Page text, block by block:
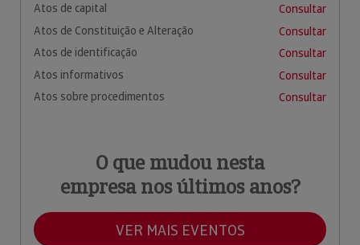
Atos de capital
Consultar
Atos de Constituição e Alteração
Consultar
Atos de identificação
Consultar
Atos informativos
Consultar
Atos sobre procedimentos
Consultar
O que mudou nesta
empresa nos últimos anos?
VER MAIS EVENTOS